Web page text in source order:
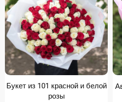
Букет из 101 красной и белой
розы